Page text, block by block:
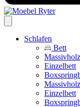
Schlafen
Bett
Einzelbett
Einzelbett